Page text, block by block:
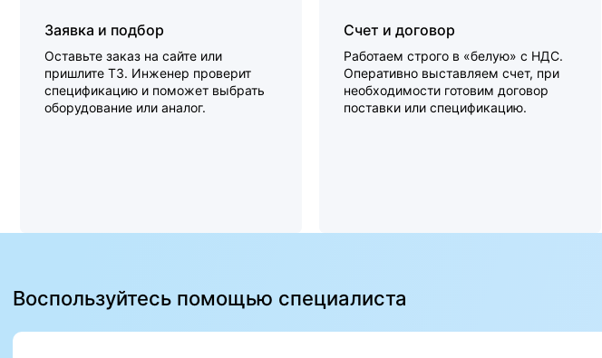
Заявка и подбор
Оставьте заказ на сайте или
пришлите ТЗ. Инженер проверит
спецификацию и поможет выбрать
оборудование или аналог.
Счет и договор
Работаем строго в «белую» с НДС.
Оперативно выставляем счет, при
необходимости готовим договор
поставки или спецификацию.
Воспользуйтесь помощью специалиста